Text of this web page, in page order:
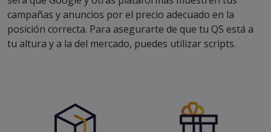
campañas y anuncios por el precio adecuado en la
posición correcta. Para asegurarte de que tu QS está a
tu altura y a la del mercado, puedes utilizar scripts.